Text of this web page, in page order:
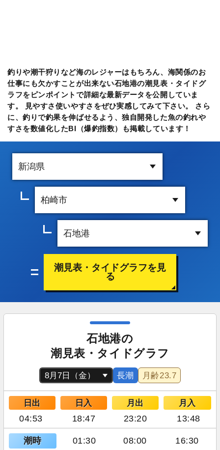
釣りや潮干狩りなど海のレジャーはもちろん、海関係のお
仕事にも欠かすことが出来ない石地港の潮見表・タイドグ
ラフをピンポイントで詳細な最新データを公開していま
す。 見やすさ使いやすさをぜひ実感してみて下さい。 さら
に、釣りで釣果を伸ばせるよう、独自開発した魚の釣れや
すさを数値化したBI（爆釣指数）も掲載しています！
潮見表・タイドグラフを見
る
石地港の
潮見表・タイドグラフ
長潮 月齢23.7
日出 日入 月出 月入
04:53 18:47 23:20 13:48
潮時 01:30 08:00 16:30